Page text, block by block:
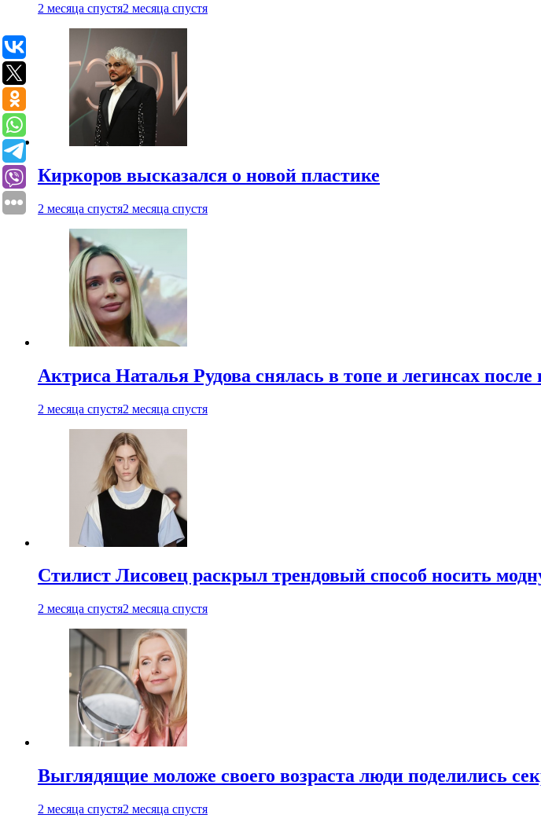
2 месяца спустя2 месяца спустя
Киркоров высказался о новой пластике
2 месяца спустя2 месяца спустя
Актриса Наталья Рудова снялась в топе и легинсах после
2 месяца спустя2 месяца спустя
Стилист Лисовец раскрыл трендовый способ носить
2 месяца спустя2 месяца спустя
Выглядящие моложе своего возраста люди поделились
2 месяца спустя2 месяца спустя